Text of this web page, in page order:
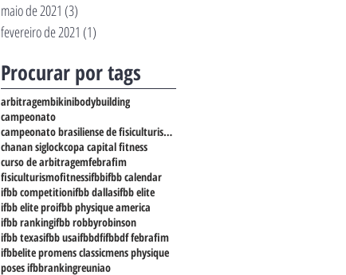
maio de 2021 (3)
fevereiro de 2021 (1)
Procurar por tags
arbitragembikinibodybuilding
campeonato
campeonato brasiliense de fisiculturismo
chanan siglockcopa capital fitness
curso de arbitragemfebrafim
fisiculturismofitnessifbbifbb calendar
ifbb competitionifbb dallasifbb elite
ifbb elite proifbb physique america
ifbb rankingifbb robbyrobinson
ifbb texasifbb usaifbbdfifbbdf febrafim
ifbbelite promens classicmens physique
poses ifbbrankingreuniao